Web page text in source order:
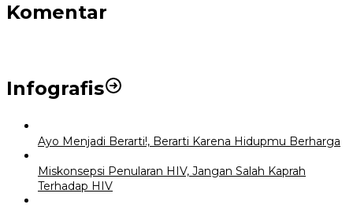
Komentar
Infografis
Ayo Menjadi Berarti!, Berarti Karena Hidupmu Berharga
Miskonsepsi Penularan HIV, Jangan Salah Kaprah
Terhadap HIV